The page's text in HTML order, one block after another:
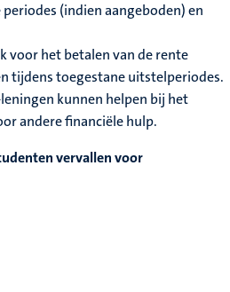
(indien aangeboden) en
voor het betalen van de rente
tijdens toegestane uitstelperiodes.
leningen kunnen helpen bij het
andere financiële hulp.
vervallen voor